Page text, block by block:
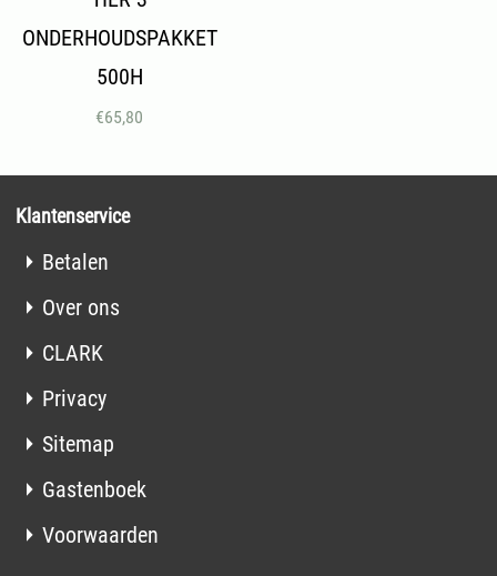
ONDERHOUDSPAKKET
500H
€65,80
Klantenservice
Betalen
Over ons
CLARK
Privacy
Sitemap
Gastenboek
Voorwaarden